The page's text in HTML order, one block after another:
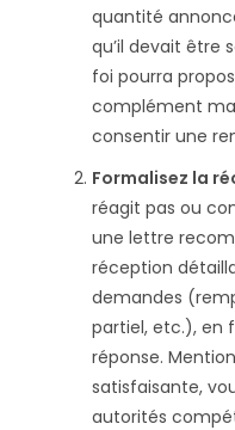
quantité
qu’il devait être
foi pourra
complément
consentir une
Formalisez la
réagit pas ou
une lettre
réception
demandes
partiel, etc.), en
réponse.
satisfaisante,
autorités